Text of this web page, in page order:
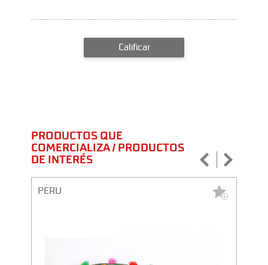
Calificar
PRODUCTOS QUE
COMERCIALIZA / PRODUCTOS
DE INTERÉS
PERU